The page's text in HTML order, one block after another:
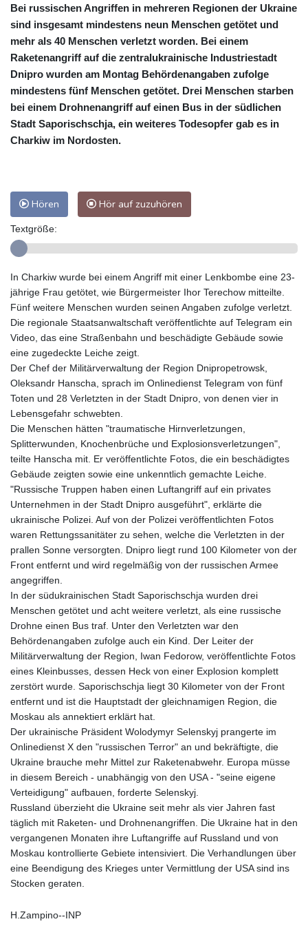
Bei russischen Angriffen in mehreren Regionen der Ukraine
sind insgesamt mindestens neun Menschen getötet und
mehr als 40 Menschen verletzt worden. Bei einem
Raketenangriff auf die zentralukrainische Industriestadt
Dnipro wurden am Montag Behördenangaben zufolge
mindestens fünf Menschen getötet. Drei Menschen starben
bei einem Drohnenangriff auf einen Bus in der südlichen
Stadt Saporischschja, ein weiteres Todesopfer gab es in
Charkiw im Nordosten.
Hören Hör auf zuzuhören
Textgröße:
In Charkiw wurde bei einem Angriff mit einer Lenkbombe eine 23-
jährige Frau getötet, wie Bürgermeister Ihor Terechow mitteilte.
Fünf weitere Menschen wurden seinen Angaben zufolge verletzt.
Die regionale Staatsanwaltschaft veröffentlichte auf Telegram ein
Video, das eine Straßenbahn und beschädigte Gebäude sowie
eine zugedeckte Leiche zeigt.
Der Chef der Militärverwaltung der Region Dnipropetrowsk,
Oleksandr Hanscha, sprach im Onlinedienst Telegram von fünf
Toten und 28 Verletzten in der Stadt Dnipro, von denen vier in
Lebensgefahr schwebten.
Die Menschen hätten "traumatische Hirnverletzungen,
Splitterwunden, Knochenbrüche und Explosionsverletzungen",
teilte Hanscha mit. Er veröffentlichte Fotos, die ein beschädigtes
Gebäude zeigten sowie eine unkenntlich gemachte Leiche.
"Russische Truppen haben einen Luftangriff auf ein privates
Unternehmen in der Stadt Dnipro ausgeführt", erklärte die
ukrainische Polizei. Auf von der Polizei veröffentlichten Fotos
waren Rettungssanitäter zu sehen, welche die Verletzten in der
prallen Sonne versorgten. Dnipro liegt rund 100 Kilometer von der
Front entfernt und wird regelmäßig von der russischen Armee
angegriffen.
In der südukrainischen Stadt Saporischschja wurden drei
Menschen getötet und acht weitere verletzt, als eine russische
Drohne einen Bus traf. Unter den Verletzten war den
Behördenangaben zufolge auch ein Kind. Der Leiter der
Militärverwaltung der Region, Iwan Fedorow, veröffentlichte Fotos
eines Kleinbusses, dessen Heck von einer Explosion komplett
zerstört wurde. Saporischschja liegt 30 Kilometer von der Front
entfernt und ist die Hauptstadt der gleichnamigen Region, die
Moskau als annektiert erklärt hat.
Der ukrainische Präsident Wolodymyr Selenskyj prangerte im
Onlinedienst X den "russischen Terror" an und bekräftigte, die
Ukraine brauche mehr Mittel zur Raketenabwehr. Europa müsse
in diesem Bereich - unabhängig von den USA - "seine eigene
Verteidigung" aufbauen, forderte Selenskyj.
Russland überzieht die Ukraine seit mehr als vier Jahren fast
täglich mit Raketen- und Drohnenangriffen. Die Ukraine hat in den
vergangenen Monaten ihre Luftangriffe auf Russland und von
Moskau kontrollierte Gebiete intensiviert. Die Verhandlungen über
eine Beendigung des Krieges unter Vermittlung der USA sind ins
Stocken geraten.
H.Zampino--INP